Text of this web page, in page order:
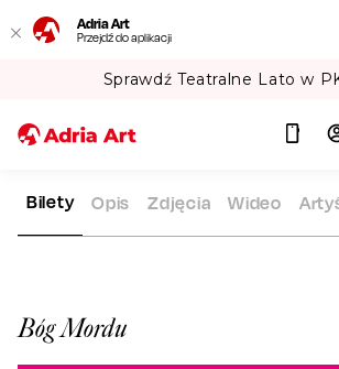
Adria Art
Przejdź do aplikacji
Sprawdź Teatralne Lato w
ADRIA ART REPERTUAR BÓG MORDU
Bóg Mordu
Bilety Opis Zdjęcia Wideo